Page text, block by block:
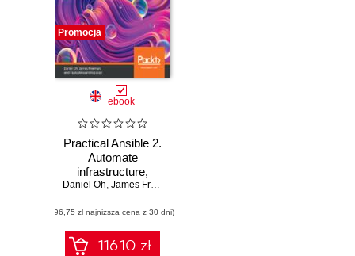
Promocja
ebook
Practical Ansible 2.
Automate
infrastructure,
manage
deploy applications
with Ansible 2.9
Daniel Oh, James Freeman
(96,75 zł najniższa cena z 30 dni)
116.10 zł